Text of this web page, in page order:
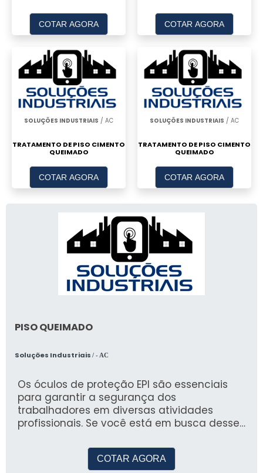
COTAR AGORA COTAR AGORA
SOLUÇÕES INDUSTRIAIS / AC
TRATAMENTO DE PISO CIMENTO
QUEIMADO
COTAR AGORA
SOLUÇÕES INDUSTRIAIS / AC
TRATAMENTO DE PISO CIMENTO
QUEIMADO
COTAR AGORA
PISO QUEIMADO
Soluções Industriais / - AC
Os óculos de proteção EPI são essenciais
para garantir a segurança dos
trabalhadores em diversas atividades
profissionais. Se você está em busca desses
especializada em EPIs e EPCs que oferece
uma ampla variedade de óculos de
COTAR AGORA